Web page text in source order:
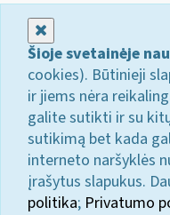
Šioje svetainėje
cookies). Būtinieji
ir jiems nėra
galite sutikti ir su
sutikimą bet kada
interneto naršyklės
įrašytus slapukus.
politika; Privatumo